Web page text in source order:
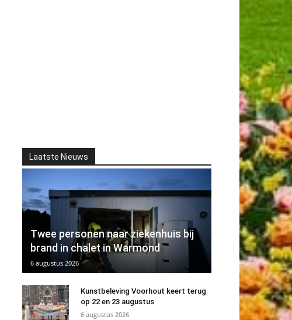
Laatste Nieuws
Twee personen naar ziekenhuis bij
brand in chalet in Warmond
6 augustus 2026
Kunstbeleving Voorhout keert terug
op 22 en 23 augustus
6 augustus 2026